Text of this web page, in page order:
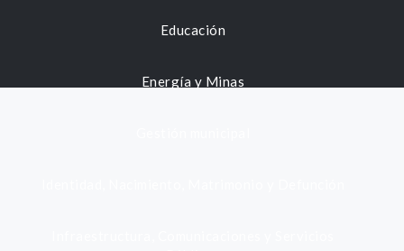
Educación
Energía y Minas